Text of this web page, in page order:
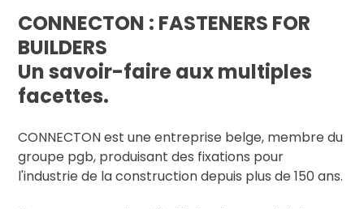
CONNECTON : FASTENERS FOR
BUILDERS
Un savoir-faire aux multiples
facettes.
CONNECTON est une entreprise belge, membre du
groupe pgb, produisant des fixations pour
l'industrie de la construction depuis plus de 150 ans.